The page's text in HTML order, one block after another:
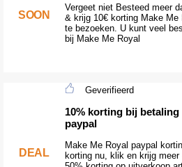
SOON
Vergeet niet Besteed meer
& krijg 10€ korting Make Me
te bezoeken. U kunt veel
bij Make Me Royal
DEAL
Geverifieerd
10% korting bij betaling
paypal
Make Me Royal paypal
korting nu, klik en krijg meer